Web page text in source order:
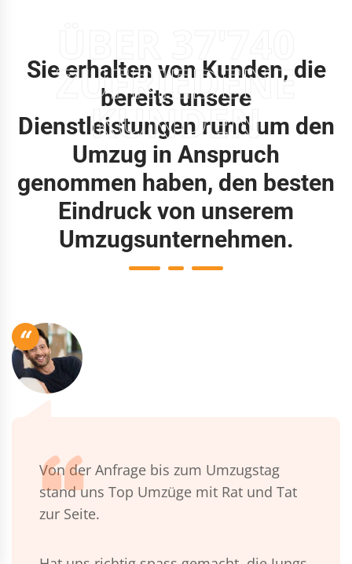
ZUFRIEDENE
KUNDEN
Sie erhalten von Kunden, die
bereits unsere
Dienstleistungen rund um den
Umzug in Anspruch
genommen haben, den besten
Eindruck von unserem
Umzugsunternehmen.
“
Von der Anfrage bis zum Umzugstag
stand uns Top Umzüge mit Rat und Tat
zur Seite.